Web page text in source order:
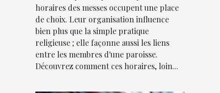
horaires des messes occupent une place
de choix. Leur organisation influence
bien plus que la simple pratique
religieuse ; elle façonne aussi les liens
entre les membres d'une paroisse.
Découvrez comment ces horaires, loin...